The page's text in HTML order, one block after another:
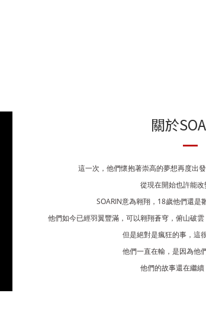
關於
這一次，他們懷抱著崇高的夢想再度出
從現在開始也許能改
SOARIN意為翱翔， 18歲他們還是
他們如今已經羽翼豐滿，可以翱翔蒼穹，俯山破
但是絕對是瘋狂的事，這
他們一直在輸，是因為他
他們的故事還在繼續